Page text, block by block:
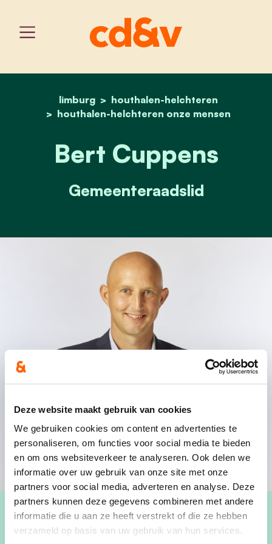
Deze website maakt gebruik van cookies
We gebruiken cookies om content en advertenties te
personaliseren, om functies voor social media te bieden
en om ons websiteverkeer te analyseren. Ook delen we
informatie over uw gebruik van onze site met onze
partners voor social media, adverteren en analyse. Deze
partners kunnen deze gegevens combineren met andere
informatie die u aan ze heeft verstrekt of die ze hebben
verzameld op basis van uw gebruik van hun services.
home
limburg
houthalen-helchteren
houthalen-helchteren onze mensen
bert cuppens
Bert Cuppens
Gemeenteraadslid